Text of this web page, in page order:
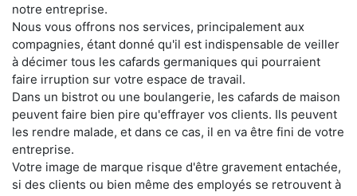
notre entreprise.
Nous vous offrons nos services, principalement aux
compagnies, étant donné qu'il est indispensable de veiller
à décimer tous les cafards germaniques qui pourraient
faire irruption sur votre espace de travail.
Dans un bistrot ou une boulangerie, les cafards de maison
peuvent faire bien pire qu'effrayer vos clients. Ils peuvent
les rendre malade, et dans ce cas, il en va être fini de votre
entreprise.
Votre image de marque risque d'être gravement entachée,
si des clients ou bien même des employés se retrouvent à